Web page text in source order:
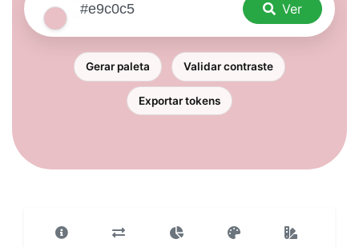
Ver
Gerar paleta Validar contraste
Exportar tokens